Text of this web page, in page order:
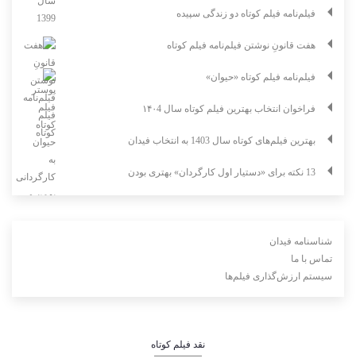
فیلم‌نامه فیلم کوتاه دو زندگی سپیده
هفت قانونِ نوشتن فیلم‌نامه فیلم کوتاه
فیلم‌نامه فیلم کوتاه «حیوان»
فراخوان انتخاب بهترین فیلم کوتاه سال ۱۴۰4
بهترین فیلم‌های کوتاه سال 1403 به انتخاب فیدان
13 نکته برای «دستیار اول کارگردان» بهتری بودن
شناسنامه فیدان
تماس با ما
سیستم ارزش‌گذاری فیلم‌ها
نقد فیلم کوتاه